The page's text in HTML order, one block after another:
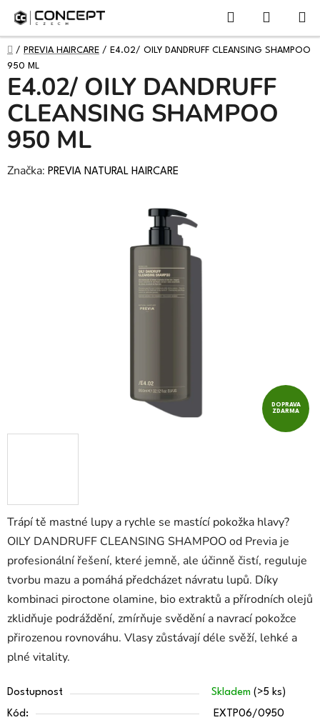
Přejít
obsah
KOŠÍK
DOMŮ
/ PREVIA HAIRCARE / E4.02/ OILY DANDRUFF CLEANSING SHAMPOO
950 ML
Trápí tě mastné lupy a rychle se mastící pokožka hlavy?
OILY DANDRUFF CLEANSING SHAMPOO od Previa je
profesionální řešení, které jemně, ale účinně čistí, reguluje
tvorbu mazu a pomáhá předcházet návratu lupů. Díky
kombinaci piroctone olamine, bio extraktů a přírodních olejů
zklidňuje podráždění, zmírňuje svědění a navrací pokožce
přirozenou rovnováhu. Vlasy zůstávají déle svěží, lehké a
plné vitality.
Dostupnost Skladem (>5 ks)
Kód:
EXTP06/0950
E4.02/ OILY DANDRUFF
CLEANSING SHAMPOO
950 ML
Značka: PREVIA NATURAL HAIRCARE
DOPRAVA
ZDARMA